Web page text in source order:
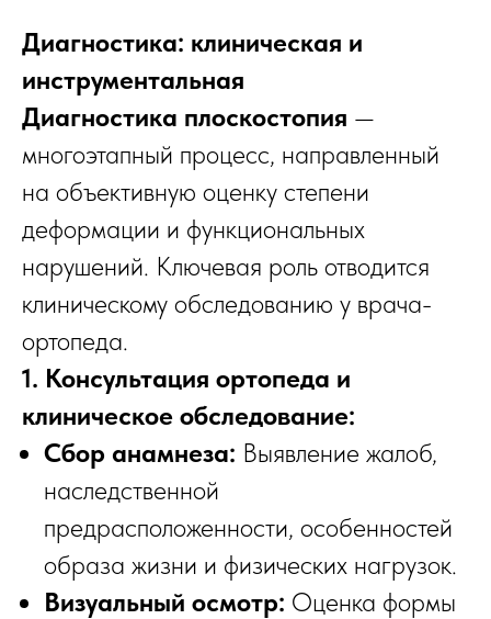
Диагностика: клиническая и
инструментальная
Диагностика плоскостопия —
многоэтапный процесс, направленный
на объективную оценку степени
деформации и функциональных
нарушений. Ключевая роль отводится
клиническому обследованию у врача-
ортопеда.
1. Консультация ортопеда и
клиническое обследование:
Сбор анамнеза: Выявление жалоб,
наследственной
предрасположенности, особенностей
образа жизни и физических нагрузок.
Визуальный осмотр: Оценка формы